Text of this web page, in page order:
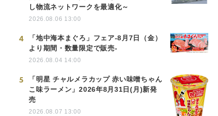
し物流ネットワークを最適化～
2026.08.06 13:00
4
「地中海本まぐろ」フェア-8月7日（金）
より期間・数量限定で販売-
2026.08.04 14:00
5
「明星 チャルメラカップ 赤い味噌ちゃん
こ味ラーメン」2026年8月31日(月)新発
売
2026.08.07 13:00